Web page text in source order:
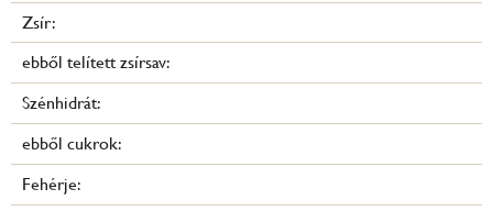
Zsír:
ebből telített zsírsav:
Szénhidrát:
ebből cukrok:
Fehérje: